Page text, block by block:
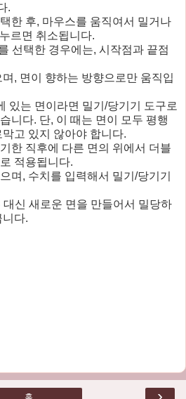
.
한 후, 마우스를 움직여서 밀거나
르면 취소됩니다.
선택한 경우에는, 시작점과 끝점
, 면이 향하는 방향으로만 움직입
있는 면이라면 밀기/당기기 도구로
니다. 단, 이 때는 면이 모두 평행
고 있지 않아야 합니다.
한 직후에 다른 면의 위에서 더블
적용됩니다.
며, 수치를 입력해서 밀기/당기기
신 새로운 면을 만들어서 밀당하
니다.
홈